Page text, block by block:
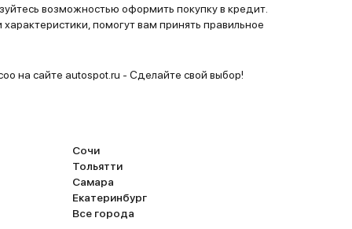
кто возможностью оформить покупку в кредит.
помогут вам принять правильное
на сайте autospot.ru - Сделайте свой выбор!
Сочи
Тольятти
Самара
Екатеринбург
Все города